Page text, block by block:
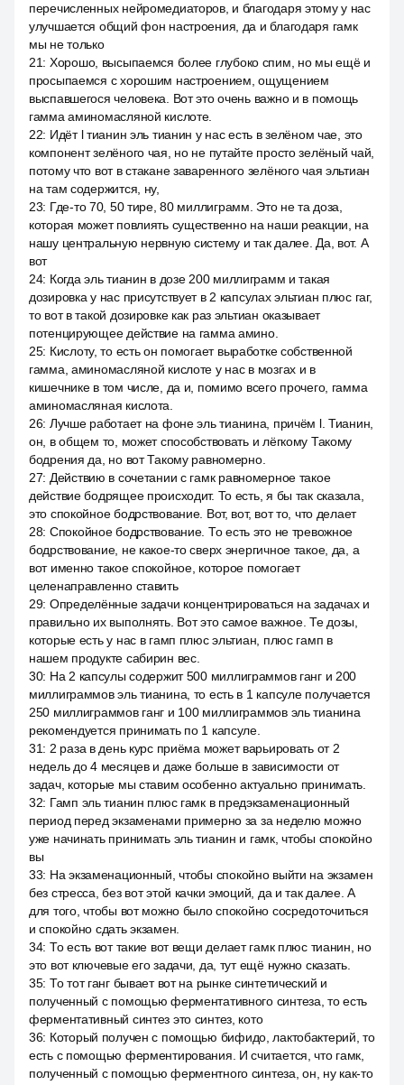
перечисленных нейромедиаторов, и благодаря этому у нас
улучшается общий фон настроения, да и благодаря гамк
мы не только
21: Хорошо, высыпаемся более глубоко спим, но мы ещё и
просыпаемся с хорошим настроением, ощущением
выспавшегося человека. Вот это очень важно и в помощь
гамма аминомасляной кислоте.
22: Идёт l тианин эль тианин у нас есть в зелёном чае, это
компонент зелёного чая, но не путайте просто зелёный чай,
потому что вот в стакане заваренного зелёного чая эльтиан
на там содержится, ну,
23: Где-то 70, 50 тире, 80 миллиграмм. Это не та доза,
которая может повлиять существенно на наши реакции, на
нашу центральную нервную систему и так далее. Да, вот. А
вот
24: Когда эль тианин в дозе 200 миллиграмм и такая
дозировка у нас присутствует в 2 капсулах эльтиан плюс гаг,
то вот в такой дозировке как раз эльтиан оказывает
потенцирующее действие на гамма амино.
25: Кислоту, то есть он помогает выработке собственной
гамма, аминомасляной кислоте у нас в мозгах и в
кишечнике в том числе, да и, помимо всего прочего, гамма
аминомасляная кислота.
26: Лучше работает на фоне эль тианина, причём l. Тианин,
он, в общем то, может способствовать и лёгкому Такому
бодрения да, но вот Такому равномерно.
27: Действию в сочетании с гамк равномерное такое
действие бодрящее происходит. То есть, я бы так сказала,
это спокойное бодрствование. Вот, вот, вот то, что делает
28: Спокойное бодрствование. То есть это не тревожное
бодрствование, не какое-то сверх энергичное такое, да, а
вот именно такое спокойное, которое помогает
целенаправленно ставить
29: Определённые задачи концентрироваться на задачах и
правильно их выполнять. Вот это самое важное. Те дозы,
которые есть у нас в гамп плюс эльтиан, плюс гамп в
нашем продукте сабирин вес.
30: На 2 капсулы содержит 500 миллиграммов ганг и 200
миллиграммов эль тианина, то есть в 1 капсуле получается
250 миллиграммов ганг и 100 миллиграммов эль тианина
рекомендуется принимать по 1 капсуле.
31: 2 раза в день курс приёма может варьировать от 2
недель до 4 месяцев и даже больше в зависимости от
задач, которые мы ставим особенно актуально принимать.
32: Гамп эль тианин плюс гамк в предэкзаменационный
период перед экзаменами примерно за за неделю можно
уже начинать принимать эль тианин и гамк, чтобы спокойно
вы
33: На экзаменационный, чтобы спокойно выйти на экзамен
без стресса, без вот этой качки эмоций, да и так далее. А
для того, чтобы вот можно было спокойно сосредоточиться
и спокойно сдать экзамен.
34: То есть вот такие вот вещи делает гамк плюс тианин, но
это вот ключевые его задачи, да, тут ещё нужно сказать.
35: То тот ганг бывает вот на рынке синтетический и
полученный с помощью ферментативного синтеза, то есть
ферментативный синтез это синтез, кото
36: Который получен с помощью бифидо, лактобактерий, то
есть с помощью ферментирования. И считается, что гамк,
полученный с помощью ферментного синтеза, он, ну как-то